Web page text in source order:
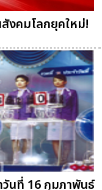
งคมโลกยุคใหม่!
วันที่ 16 กุมภาพันธ์